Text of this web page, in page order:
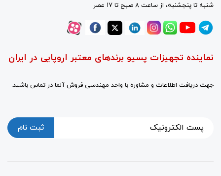
شنبه تا پنجشنبه، از ساعت 8 صبح تا 17 عصر
نماینده تجهیزات پسیو برندهای معتبر اروپایی در ایران
جهت دریافت اطلاعات و مشاوره با واحد مهندسی فروش آلما در تماس باشید.
ثبت نام